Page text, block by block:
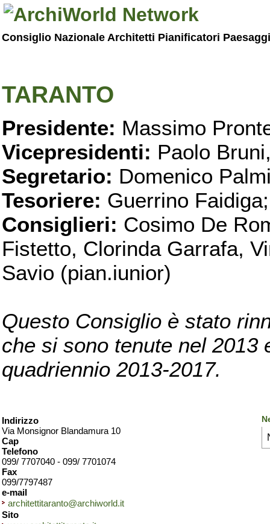
Consiglio Nazionale Architetti Pianificatori
TARANTO
Presidente: Massimo
Vicepresidenti: Paolo
Segretario: Domenico
Tesoriere: Guerrino Faidiga;
Consiglieri: Cosimo De
Fistetto, Clorinda Garrafa,
Savio (pian.iunior)
Questo Consiglio è stato
che si sono tenute nel 2013
quadriennio 2013-2017.
Indirizzo
Via Monsignor Blandamura 10
Cap
Telefono
099/ 7707040 - 099/ 7701074
Fax
099/7797487
e-mail
architettitaranto@archiworld.it
Sito